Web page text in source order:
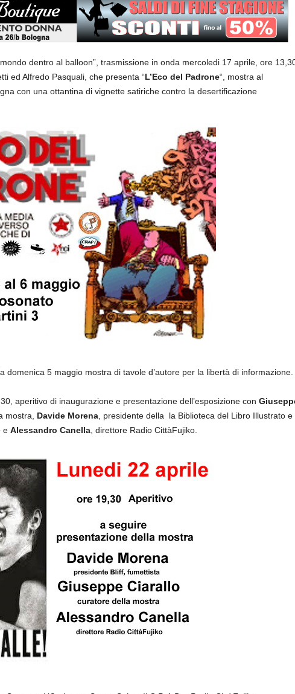
dentro al balloon”, trasmissione in onda mercoledi 17 aprile, ore
ed Alfredo Pasquali, che presenta “L’Eco del Padrone“, mostra al
con una ottantina di vignette satiriche contro la desertificazione
domenica 5 maggio mostra di tavole d’autore per la libertà di informazione.
aperitivo di inaugurazione e presentazione dell’esposizione con
mostra, Davide Morena, presidente della la Biblioteca del Libro Illustrato e
e Alessandro Canella, direttore Radio CittàFujiko.